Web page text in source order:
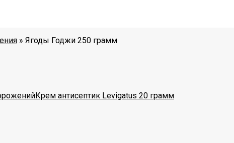
» Ягоды Годжи 250 грамм
Крем антисептик Levigatus 20 грамм